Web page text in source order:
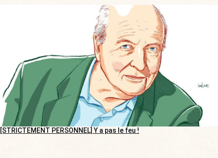
[STRICTEMENT PERSONNEL] Y a pas le feu !